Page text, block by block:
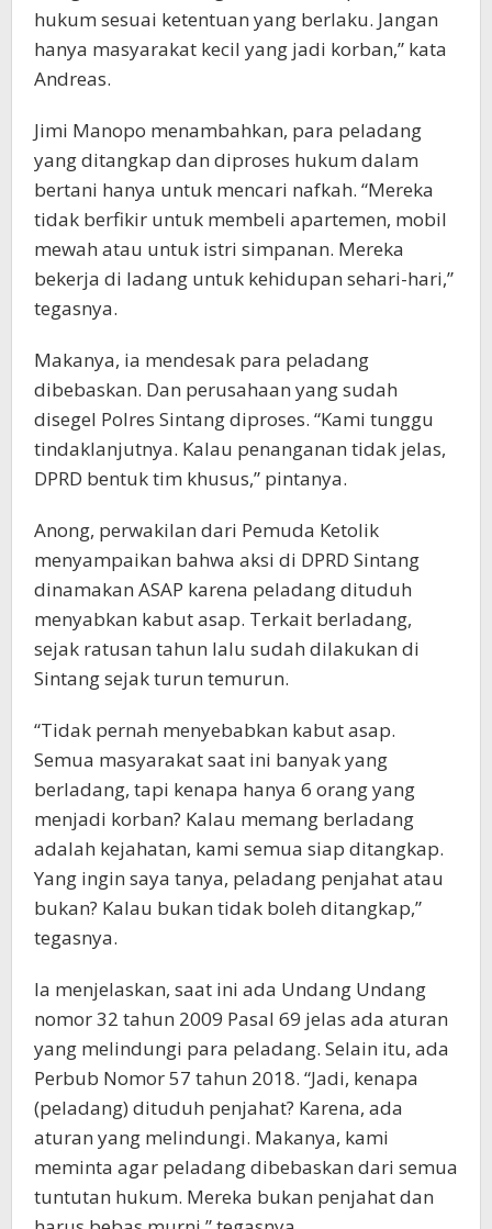
hukum sesuai ketentuan yang berlaku. Jangan
hanya masyarakat kecil yang jadi korban,” kata
Andreas.
Jimi Manopo menambahkan, para peladang
yang ditangkap dan diproses hukum dalam
bertani hanya untuk mencari nafkah. “Mereka
tidak berfikir untuk membeli apartemen, mobil
mewah atau untuk istri simpanan. Mereka
bekerja di ladang untuk kehidupan sehari-hari,”
tegasnya.
Makanya, ia mendesak para peladang
dibebaskan. Dan perusahaan yang sudah
disegel Polres Sintang diproses. “Kami tunggu
tindaklanjutnya. Kalau penanganan tidak jelas,
DPRD bentuk tim khusus,” pintanya.
Anong, perwakilan dari Pemuda Ketolik
menyampaikan bahwa aksi di DPRD Sintang
dinamakan ASAP karena peladang dituduh
menyabkan kabut asap. Terkait berladang,
sejak ratusan tahun lalu sudah dilakukan di
Sintang sejak turun temurun.
“Tidak pernah menyebabkan kabut asap.
Semua masyarakat saat ini banyak yang
berladang, tapi kenapa hanya 6 orang yang
menjadi korban? Kalau memang berladang
adalah kejahatan, kami semua siap ditangkap.
Yang ingin saya tanya, peladang penjahat atau
bukan? Kalau bukan tidak boleh ditangkap,”
tegasnya.
Ia menjelaskan, saat ini ada Undang Undang
nomor 32 tahun 2009 Pasal 69 jelas ada aturan
yang melindungi para peladang. Selain itu, ada
Perbub Nomor 57 tahun 2018. “Jadi, kenapa
(peladang) dituduh penjahat? Karena, ada
aturan yang melindungi. Makanya, kami
meminta agar peladang dibebaskan dari semua
tuntutan hukum. Mereka bukan penjahat dan